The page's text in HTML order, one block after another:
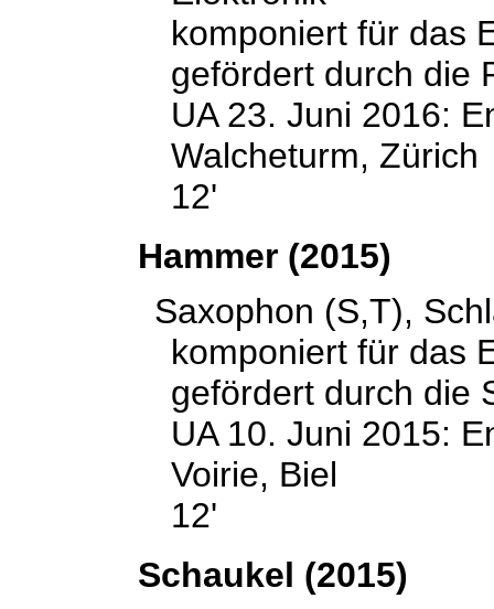
komponiert für das
gefördert durch die
UA 23. Juni 2016:
Walcheturm, Zürich
12'
Hammer (2015)
Saxophon (S,T),
komponiert für das
gefördert durch die
UA 10. Juni 2015:
Voirie, Biel
12'
Schaukel (2015)